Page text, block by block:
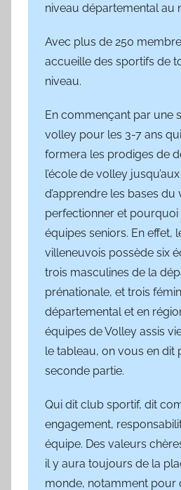
niveau départemental au
Avec plus de 250
accueille des sportifs de
niveau.
En commençant par une
volley pour les 3-7 ans
formera les prodiges de
l’école de volley
d’apprendre les bases du
perfectionner et
équipes seniors. En effet,
villeneuvois possède six
trois masculines de la
prénationale, et trois
départemental et en
équipes de Volley assis
le tableau, on vous en dit
seconde partie.
Qui dit club sportif, dit
engagement,
équipe. Des valeurs
il y aura toujours de la
monde, notamment pour